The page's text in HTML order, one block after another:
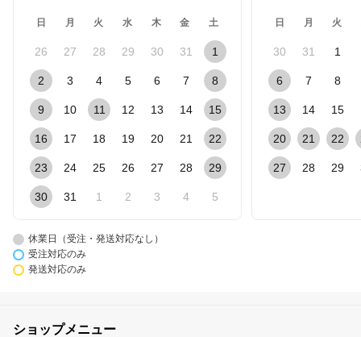
日 月 火 水 木 金 土
26 27 28 29 30 31 1
2 3 4 5 6 7 8
9 10 11 12 13 14 15
16 17 18 19 20 21 22
23 24 25 26 27 28 29
30 31 1 2 3 4 5
日 月 火
30 31 1
6 7 8
13 14 15
20 21 22
27 28 29
休業日（受注・発送対応なし）
受注対応のみ
発送対応のみ
ショップメニュー